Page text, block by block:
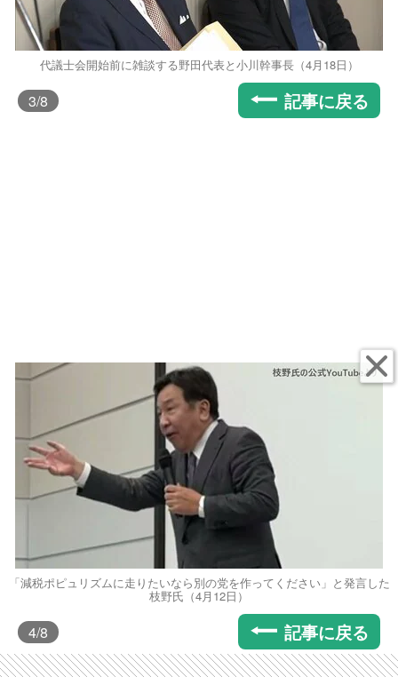
代議士会開始前に雑談する野田代表と小川幹事長（4月18日）
3/8 記事に戻る
「減税ポピュリズムに走りたいなら別の党を作ってください」と発言した
枝野氏（4月12日）
4/8 記事に戻る